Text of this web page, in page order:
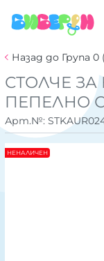
Назад до Група 0
СТОЛЧЕ ЗА
ПЕПЕЛНО
Арт.№:
НЕНАЛИЧЕН